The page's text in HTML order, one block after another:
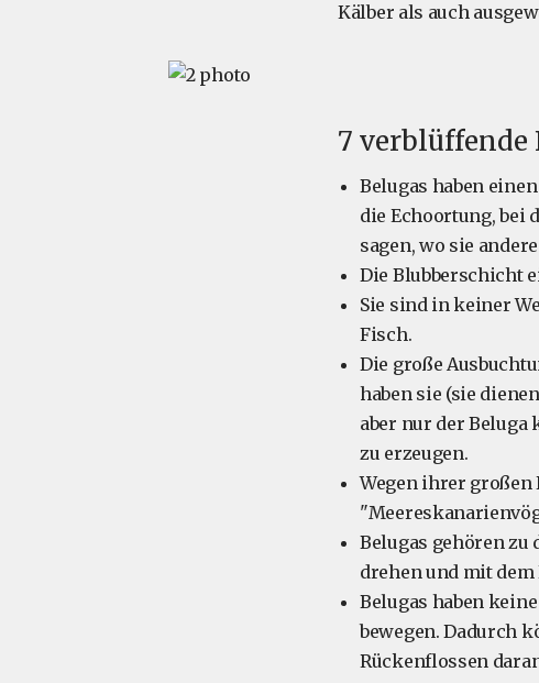
Kälber als auch
7 verblüffende
Belugas haben
die Echoortung, bei
sagen, wo sie
Die Blubberschicht
Sie sind in keiner
Fisch.
Die große
haben sie (sie
aber nur der Beluga
zu erzeugen.
Wegen ihrer
Belugas gehören
drehen und mit
Belugas haben
bewegen. Dadurch
Rückenflossen